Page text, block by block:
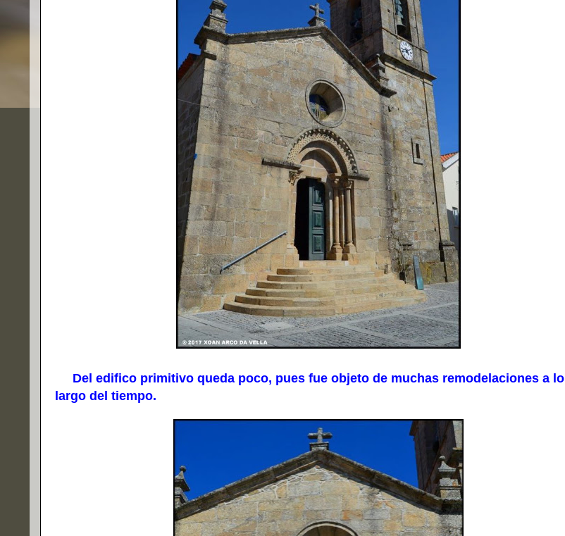
Del edifico primitivo queda poco, pues fue objeto de muchas remodelaciones a lo
largo del tiempo.